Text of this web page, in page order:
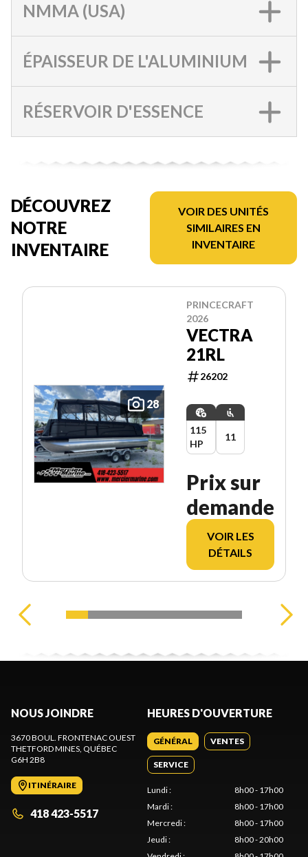
NMMA (USA)
ÉPAISSEUR DE L'ALUMINIUM
RÉSERVOIR D'ESSENCE
DÉCOUVREZ
NOTRE
INVENTAIRE
VOIR DES UNITÉS
SIMILAIRES EN
INVENTAIRE
28
PRINCECRAFT
2026
VECTRA
21RL
26202
115
HP
11
Prix sur
demande
VOIR LES
DÉTAILS
NOUS JOINDRE
3670 BOUL. FRONTENAC OUEST
THETFORD MINES , QUÉBEC
G6H 2B8
ITINÉRAIRE
418 423-5517
HEURES D'OUVERTURE
GÉNÉRAL VENTES
SERVICE
Lundi:
8h00 - 17h00
Mardi:
8h00 - 17h00
Mercredi:
8h00 - 17h00
Jeudi:
8h00 - 20h00